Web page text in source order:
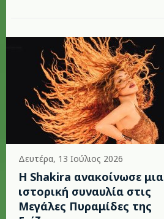
Δευτέρα, 13 Ιούλιος 2026
Η Shakira ανακοίνωσε μια
ιστορική συναυλία στις
Μεγάλες Πυραμίδες της